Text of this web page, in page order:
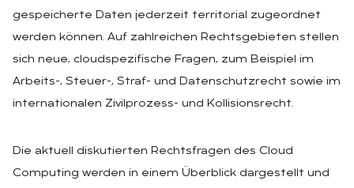
gespeicherte Daten jederzeit territorial zugeordnet
werden können. Auf zahlreichen Rechtsgebieten stellen
sich neue, cloudspezifische Fragen, zum Beispiel im
Arbeits-, Steuer-, Straf- und Datenschutzrecht sowie im
internationalen Zivilprozess- und Kollisionsrecht.
Die aktuell diskutierten Rechtsfragen des Cloud
Computing werden in einem Überblick dargestellt und